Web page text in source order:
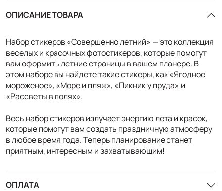
ОПИСАНИЕ ТОВАРА
Набор стикеров «Совершенно летний» — это коллекция
веселых и красочных фотостикеров, которые помогут
вам оформить летние страницы в вашем планере. В
этом наборе вы найдете такие стикеры, как «Ягодное
мороженое», «Море и пляж», «Пикник у пруда» и
«Рассветы в полях».
Весь набор стикеров излучает энергию лета и красок,
которые помогут вам создать праздничную атмосферу
в любое время года. Теперь планирование станет
приятным, интересным и захватывающим!
ОПЛАТА